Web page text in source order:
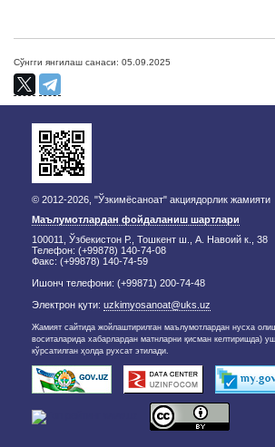
Сўнгги янгилаш санаси: 05.09.2025
© 2012-2026, "Ўзкимёсаноат" акциядорлик жамияти
Маълумотлардан фойдаланиш шартлари
100011, Ўзбекистон Р., Тошкент ш., А. Навоий к., 38
Телефон: (+99878) 140-74-08
Факс: (+99878) 140-74-59
Ишонч телефони: (+99871) 200-74-48
Электрон қути: uzkimyosanoat@uks.uz
Жамият сайтида жойлаштирилган маълумотлардан нусха
воситаларида хабарлардан матнларни қисман келтиришда)
кўрсатилган ҳолда рухсат этилади.